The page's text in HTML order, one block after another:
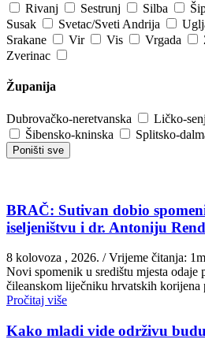
Rivanj
Sestrunj Silba
Susak
Svetac/Sveti Andrija
Srakane
Vir Vis Vrgada
Zverinac
Županija
Dubrovačko-neretvanska Ličko-
Šibensko-kninska
Splitsko-
Poništi sve
BRAČ: Sutivan dobio
iseljeništvu i dr. Antoniju
8 kolovoza , 2026. / Vrijeme čitanja:
Novi spomenik u središtu mjesta odaje
čileanskom liječniku hrvatskih
Pročitaj više
Kako mladi vide održivu